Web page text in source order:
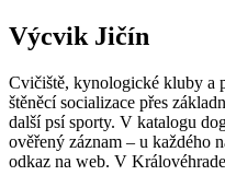
Výcvik Jičín
Cvičiště, kynologické kluby a
štěněcí socializace přes
další psí sporty. V katalogu
ověřený záznam – u každého
odkaz na web. V